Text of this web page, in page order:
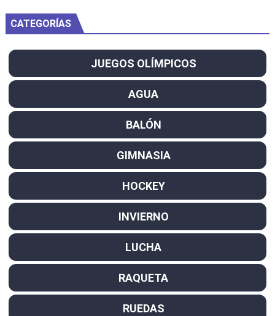
CATEGORÍAS
JUEGOS OLÍMPICOS
AGUA
BALÓN
GIMNASIA
HOCKEY
INVIERNO
LUCHA
RAQUETA
RUEDAS